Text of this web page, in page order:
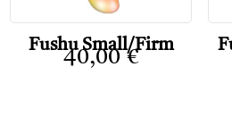
Fushu Small/Firm
40,00 €